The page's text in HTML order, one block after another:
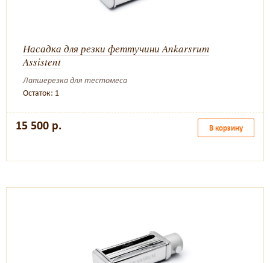
Насадка для резки феттучини Ankarsrum
Assistent
Лапшерезка для тестомеса
Остаток: 1
15 500 р. В корзину